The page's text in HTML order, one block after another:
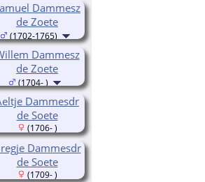
Dammesz
de Zoete
(1702-1765)
Dammesz
de Zoete
(1704- )
Dammesdr
de Soete
(1706- )
Dammesdr
de Soete
(1709- )